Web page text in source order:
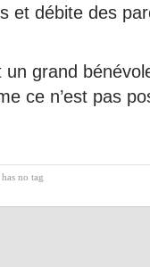
et débite des
un grand
ce n’est pas
no tag